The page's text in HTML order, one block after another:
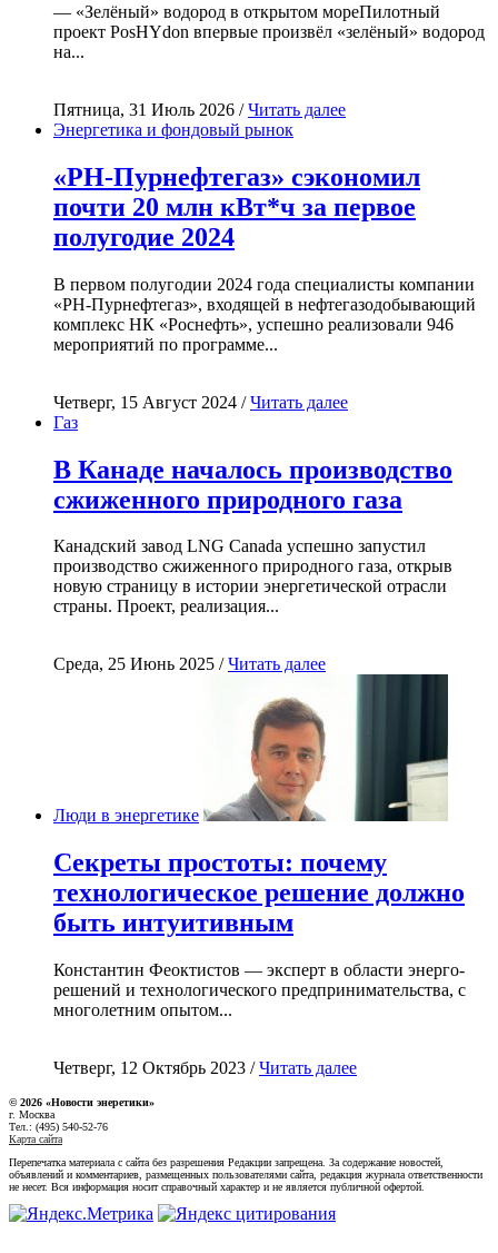
— «Зелёный» водород в открытом мореПилотный
проект PosHYdon впервые произвёл «зелёный» водород
на...
Пятница, 31 Июль 2026 /Читать далее
Энергетика и фондовый рынок
«РН-Пурнефтегаз» сэкономил
почти 20 млн кВт*ч за первое
полугодие 2024
В первом полугодии 2024 года специалисты компании
«РН-Пурнефтегаз», входящей в нефтегазодобывающий
комплекс НК «Роснефть», успешно реализовали 946
мероприятий по программе...
Четверг, 15 Август 2024 /Читать далее
Газ
В Канаде началось производство
сжиженного природного газа
Канадский завод LNG Canada успешно запустил
производство сжиженного природного газа, открыв
новую страницу в истории энергетической отрасли
страны. Проект, реализация...
Среда, 25 Июнь 2025 /Читать далее
Люди в энергетике
Секреты простоты: почему
технологическое решение должно
быть интуитивным
Константин Феоктистов — эксперт в области энерго-
решений и технологического предпринимательства, с
многолетним опытом...
Четверг, 12 Октябрь 2023 /Читать далее
© 2026 «Новости энеретики»
г. Москва
Тел.: (495) 540-52-76
Карта сайта
Перепечатка материала с сайта без разрешения Редакции запрещена. За содержание новостей,
объявлений и комментариев, размещенных пользователями сайта, редакция журнала ответственности
не несет. Вся информация носит справочный характер и не является публичной офертой.